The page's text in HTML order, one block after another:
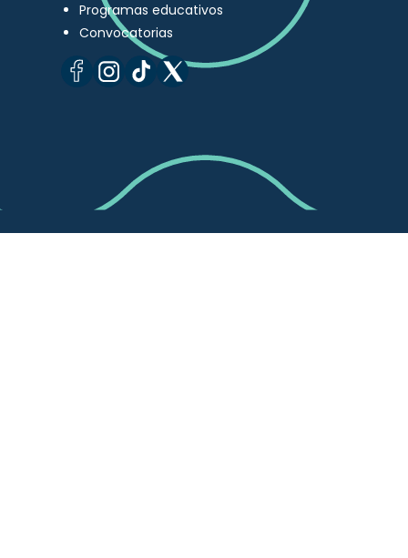
Programas educativos
Convocatorias